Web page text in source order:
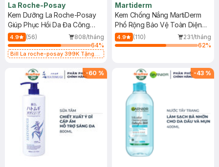
La Roche-Posay
Kem Dưỡng La Roche-Posay
Giúp Phục Hồi Da Đa Công
Dụng 40ml
4.9 (56)
808/tháng
64%
Bill La roche-posay 399K Tặng
(SL có hạn)
Martiderm
Kem Chống Nắng MartiDerm
Phổ Rộng Bảo Vệ Toàn Diện
40ml
4.9 (110)
231/tháng
62%
-60 % -43 %